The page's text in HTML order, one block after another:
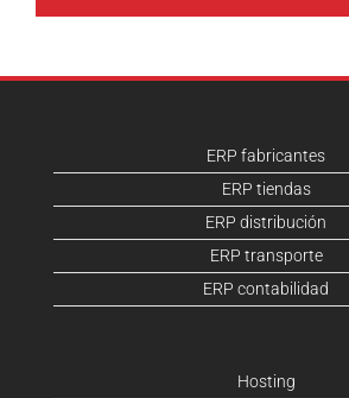
ERP fabricantes
ERP tiendas
ERP distribución
ERP transporte
ERP contabilidad
Hosting